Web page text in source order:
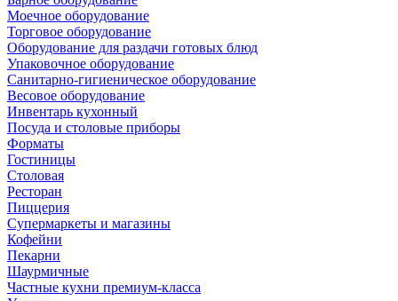
Моечное оборудование
Торговое оборудование
Оборудование для раздачи готовых блюд
Упаковочное оборудование
Санитарно-гигиеническое оборудование
Весовое оборудование
Инвентарь кухонный
Посуда и столовые приборы
Форматы
Гостиницы
Столовая
Ресторан
Пиццерия
Супермаркеты и магазины
Кофейни
Пекарни
Шаурмичные
Частные кухни премиум-класса